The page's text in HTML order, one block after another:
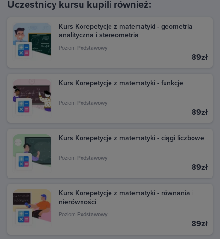
Znajdź interesujący Cię zakup i kliknij na niego, aby
kliknij przycisk Faktura (jeśli jest dostępny).
Możesz również znaleźć fakturę na stronie Google
Pay. Przejdź pod ten adres: pay.google.com i zaloguj
transakcje dokonane w Google Play. Kliknij daną
transakcję, aby zobaczyć szczegóły i pobrać fakturę.
Uczestnicy kursu kupili również:
Kurs Korepetycje z matematyki - geometria
analityczna i stereometria
Poziom Podstawowy
89zł
Kurs Korepetycje z matematyki - funkcje
Poziom Podstawowy
89zł
Kurs Korepetycje z matematyki - ciągi liczbowe
Poziom Podstawowy
89zł
Kurs Korepetycje z matematyki - równania i
nierówności
Poziom Podstawowy
89zł